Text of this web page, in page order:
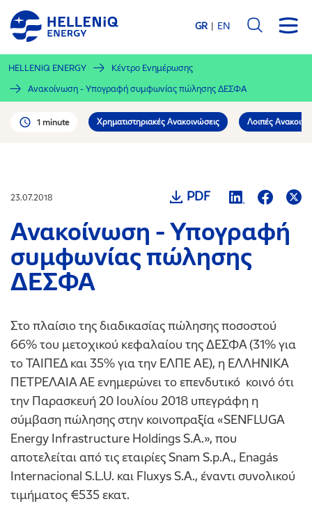
Παράκαμψη
προς
κυρίως
περιεχόμενο
GR EN
HELLENiQ ENERGY
Κέντρο Ενημέρωσης
Ανακοίνωση - Υπογραφή συμφωνίας πώλησης ΔΕΣΦΑ
1 minute Χρηματιστηριακές Ανακοινώσεις Λοιπές
23.07.2018 PDF
Ανακοίνωση - Υπογραφή
συμφωνίας πώλησης
ΔΕΣΦΑ
Στο πλαίσιο της διαδικασίας πώλησης ποσοστού
66% του μετοχικού κεφαλαίου της ΔΕΣΦΑ (31% για
το ΤΑΙΠΕΔ και 35% για την ΕΛΠΕ ΑΕ), η ΕΛΛΗΝΙΚΑ
ΠΕΤΡΕΛΑΙΑ ΑΕ ενημερώνει το επενδυτικό κοινό ότι
την Παρασκευή 20 Ιουλίου 2018 υπεγράφη η
σύμβαση πώλησης στην κοινοπραξία «SENFLUGA
Energy Infrastructure Holdings S.A.», που
αποτελείται από τις εταιρίες Snam S.p.A., Enagás
Internacional S.L.U. και Fluxys S.A., έναντι συνολικού
τιμήματος €535 εκατ.